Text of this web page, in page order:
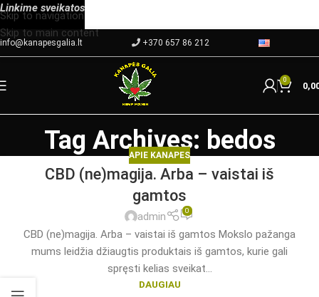
Skip to navigation
Skip to main content
info@kanapesgalia.lt +370 657 86 212
0
Tag Archives: bedos
APIE KANAPES
CBD (ne)magija. Arba – vaistai iš
gamtos
admin 0
CBD (ne)magija. Arba – vaistai iš gamtos Mokslo pažanga
mums leidžia džiaugtis produktais iš gamtos, kurie gali
spręsti kelias sveikat...
DAUGIAU
Linkime sveikatos